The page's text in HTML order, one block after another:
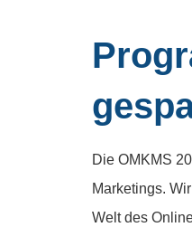
Die OMKMS
Marketings.
Welt des